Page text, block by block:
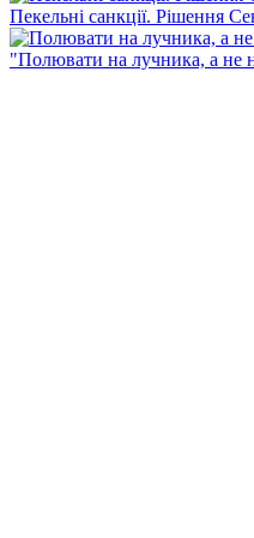
Пекельні санкції. Рішення
"Полювати на лучника, а не